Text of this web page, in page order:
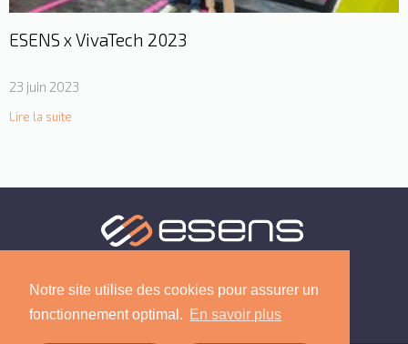
Notre site utilise des cookies pour assurer un
fonctionnement optimal. En savoir plus
ESENS x VivaTech 2023
23 juin 2023
Lire la suite